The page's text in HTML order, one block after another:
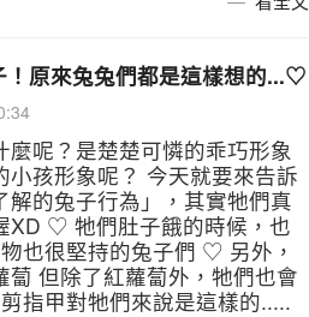
原來兔兔們都是這樣想的...♡
麼呢？是楚楚可憐的乖巧形象
小孩形象呢？ 今天就要來告訴
解的兔子行為」，其實牠們真
XD ♡ 牠們肚子餓的時候，也
也很堅持的兔子們 ♡ 另外，
蔔 但除了紅蘿蔔外，牠們也會
指甲對牠們來說是這樣的.....